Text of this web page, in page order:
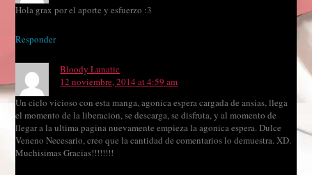
Hola grax por el aporte y esfuerzo :3
Responder
Bloody Lunatic
12 noviembre, 2014 at 4:59 am
Un ciclo vicioso con esta manga, agonica espera cargada de ansias, llega
el momento de la liberacion, se descarga, se disfruta, y al momento de
llegar a la ultima pagina nuevamente empieza la agonica espera. Dulce
Veneno Necesario, creo que la cantidad de comentarios lo demuestra. XD.
Muchisimas Gracias!!!!!!!!